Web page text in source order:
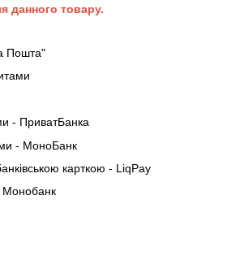
данного товару.
Пошта"
- ПриватБанка
- МоноБанк
карткою - LiqPay